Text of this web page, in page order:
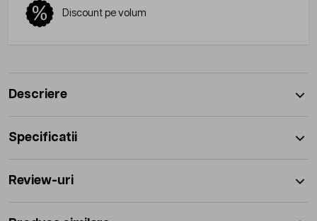
Discount pe volum
Descriere
Specificatii
Review-uri